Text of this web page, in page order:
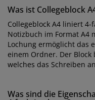
Was ist Collegeblock
Collegeblock A4 liniert
Notizbuch im Format A4
Lochung ermöglicht das
einem Ordner. Der
welches das Schreiben
Was sind die